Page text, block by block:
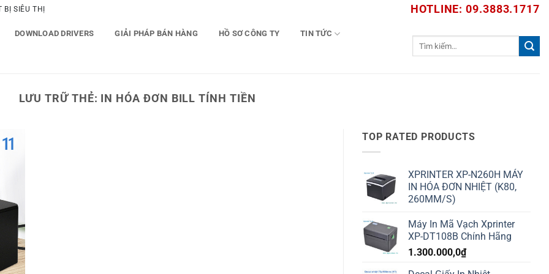
BỊ SIÊU THỊ HOTLINE: 09.3883.1717
DOWNLOAD DRIVERS GIẢI PHÁP BÁN HÀNG HỒ SƠ CÔNG TY TIN TỨC
LƯU TRỮ THẺ: IN HÓA ĐƠN BILL TÍNH TIỀN
TOP RATED PRODUCTS
XPRINTER XP-N260H MÁY
IN HÓA ĐƠN NHIỆT (K80,
260MM/S)
Máy In Mã Vạch Xprinter
XP-DT108B Chính Hãng
1.300.000,0₫